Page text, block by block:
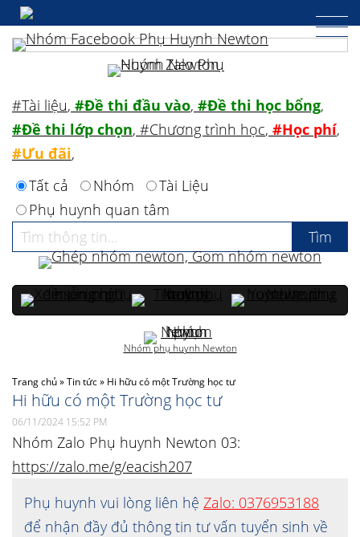
Trang chủ»Tin tức» Hi hữu có một Trường học tư
Hi hữu có một Trường học tư
06/11/2024 15:52 PM
Nhóm Zalo Phụ huynh Newton 03:
https://zalo.me/g/eacish207
Phụ huynh vui lòng liên hệ Zalo: 0376953188
để nhận đầy đủ thông tin tư vấn tuyển sinh về
#Tài liệu, #Đề thi đầu vào, #Đề thi học bổng,
#Đề thi lớp chọn, #Chương trình học, #Học phí,
#Ưu đãi,
Tất cả
Nhóm
Tài Liệu
Phụ huynh quan tâm
Nhóm phụ huynh Newton